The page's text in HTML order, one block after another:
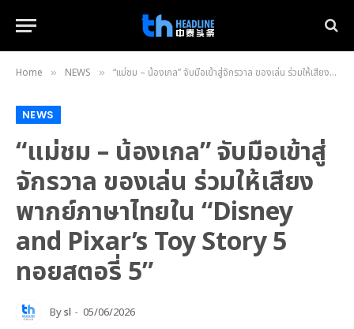
Home » NEWS » “แม่ชม – น้องเกล” จับมือเข้าสู่จักรวาล ของเล่น ร่วมให้เสียงพากย์ภาษาไทยใน “Disney and Pixar’s Toy Story 5 ทอยสตอรี่ 5”
NEWS
“แม่ชม – น้องเกล” จับมือเข้าสู่
จักรวาล ของเล่น ร่วมให้เสียง
พากย์ภาษาไทยใน “Disney
and Pixar’s Toy Story 5
ทอยสตอรี่ 5”
Bysl 05/06/2026